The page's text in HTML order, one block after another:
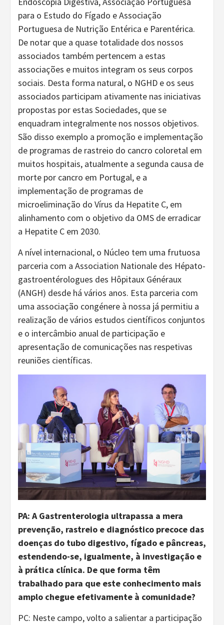
para o Estudo do Fígado e Associação
Portuguesa de Nutrição Entérica e Parentérica.
De notar que a quase totalidade dos nossos
associados também pertencem a estas
associações e muitos integram os seus corpos
sociais. Desta forma natural, o NGHD e os seus
associados participam ativamente nas iniciativas
propostas por estas Sociedades, que se
enquadram integralmente nos nossos objetivos.
São disso exemplo a promoção e implementação
de programas de rastreio do cancro coloretal em
muitos hospitais, atualmente a segunda causa de
morte por cancro em Portugal, e a
implementação de programas de
microeliminação do Vírus da Hepatite C, em
alinhamento com o objetivo da OMS de erradicar
a Hepatite C em 2030.
A nível internacional, o Núcleo tem uma frutuosa
parceria com a Association Nationale des Hépato-
gastroentérologues des Hôpitaux Généraux
(ANGH) desde há vários anos. Esta parceria com
uma associação congénere à nossa já permitiu a
realização de vários estudos científicos conjuntos
e o intercâmbio anual de participação e
apresentação de comunicações nas respetivas
reuniões científicas.
PA: A Gastrenterologia ultrapassa a mera
prevenção, rastreio e diagnóstico precoce das
doenças do tubo digestivo, fígado e pâncreas,
estendendo-se, igualmente, à investigação e
à prática clínica. De que forma têm
trabalhado para que este conhecimento mais
amplo chegue efetivamente à comunidade?
PC: Neste campo, volto a salientar a participação